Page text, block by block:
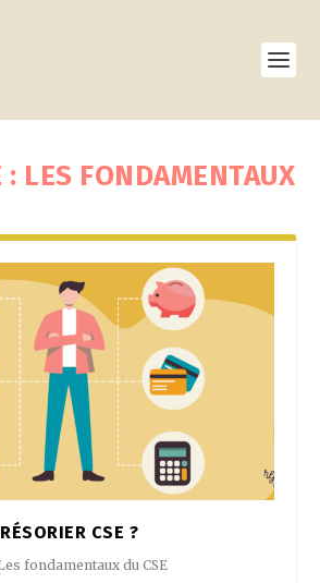
: LES FONDAMENTAUX
CSE ?
fondamentaux du CSE